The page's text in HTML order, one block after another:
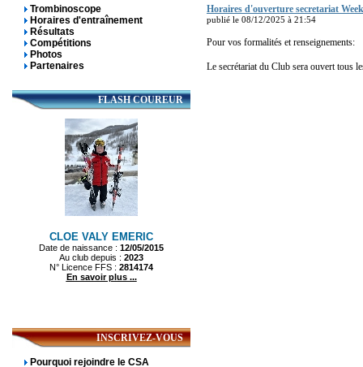
Trombinoscope
Horaires d'entraînement
Résultats
Compétitions
Photos
Partenaires
FLASH COUREUR
INSCRIVEZ-VOUS
Pourquoi rejoindre le CSA
Horaires d'ouverture secretariat
publié le 08/12/2025 à 21:54
Pour vos formalités et renseignements:
Le secrétariat du Club sera ouvert tous